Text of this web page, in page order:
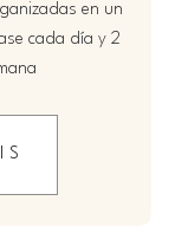
en un
cada día y 2